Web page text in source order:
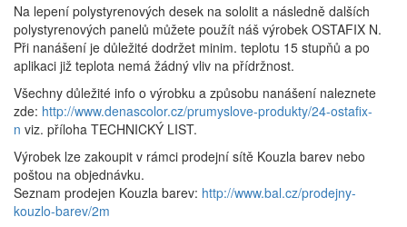
Na lepení polystyrenových desek na sololit a následně dalších
polystyrenových panelů můžete použít náš výrobek OSTAFIX N.
Při nanášení je důležité dodržet minim. teplotu 15 stupňů a po
aplikaci již teplota nemá žádný vliv na přídržnost.
Všechny důležité info o výrobku a způsobu nanášení naleznete
zde: http://www.denascolor.cz/prumyslove-produkty/24-ostafix-
n viz. příloha TECHNICKÝ LIST.
Výrobek lze zakoupit v rámci prodejní sítě Kouzla barev nebo
poštou na objednávku.
Seznam prodejen Kouzla barev: http://www.bal.cz/prodejny-
kouzlo-barev/2m